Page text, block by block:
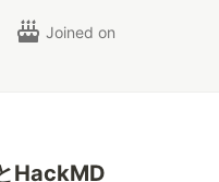
Joined on
HackMD